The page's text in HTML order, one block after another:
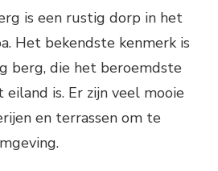
is een rustig dorp in het
Het bekendste kenmerk is
berg, die het beroemdste
is. Er zijn veel mooie
en terrassen om te